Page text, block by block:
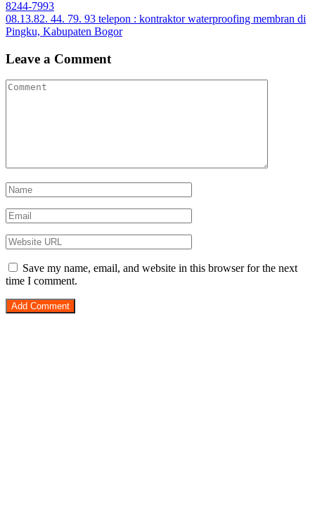
8244-7993
08.13.82. 44. 79. 93 telepon : kontraktor waterproofing membran di
Pingku, Kabupaten Bogor
Leave a Comment
Save my name, email, and website in this browser for the next
time I comment.